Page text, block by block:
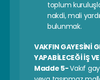
toplum
nakdi, mali
bulunmak.
VAKFIN GAYESİNİ
YAPABİLECEĞİ İŞ
Madde 5- Vakıf